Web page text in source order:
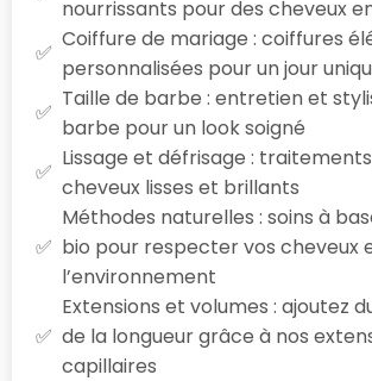
nourrissants pour des cheveux
Coiffure de mariage : coiffures
personnalisées pour un jour
Taille de barbe : entretien et
barbe pour un look soigné
Lissage et défrisage :
cheveux lisses et brillants
Méthodes naturelles : soins à
bio pour respecter vos cheveux
l’environnement
Extensions et volumes : ajoutez
de la longueur grâce à nos
capillaires